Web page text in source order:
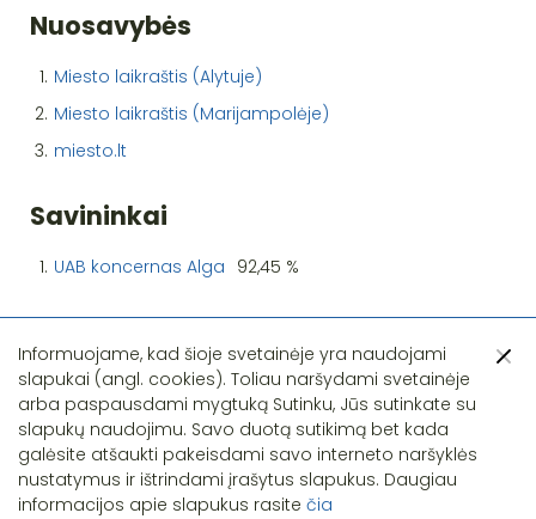
Nuosavybės
1. Miesto laikraštis (Alytuje)
2. Miesto laikraštis (Marijampolėje)
3. miesto.lt
Savininkai
1. UAB koncernas Alga 92,45 %
Pastebėjote klaidą?
Informuojame, kad šioje svetainėje yra naudojami
slapukai (angl. cookies). Toliau naršydami svetainėje
arba paspausdami mygtuką Sutinku, Jūs sutinkate su
slapukų naudojimu. Savo duotą sutikimą bet kada
galėsite atšaukti pakeisdami savo interneto naršyklės
nustatymus ir ištrindami įrašytus slapukus. Daugiau
informacijos apie slapukus rasite čia